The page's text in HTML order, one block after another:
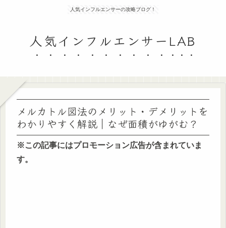
人気インフルエンサーの攻略ブログ！
人気インフルエンサーLAB
メルカトル図法のメリット・デメリットを
わかりやすく解説｜なぜ面積がゆがむ？
※この記事にはプロモーション広告が含まれていま
す。